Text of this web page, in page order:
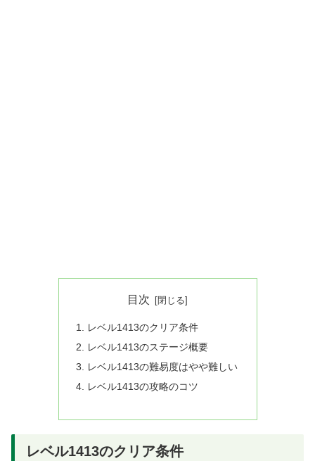
目次
レベル1413のクリア条件
レベル1413のステージ概要
レベル1413の難易度はやや難しい
レベル1413の攻略のコツ
レベル1413のクリア条件